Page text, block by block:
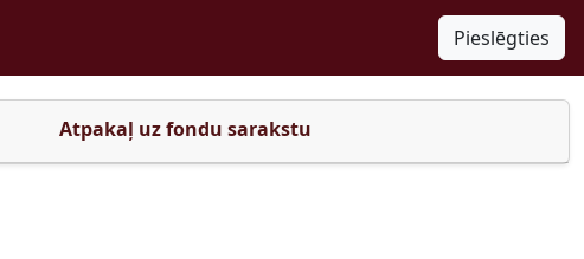
Pieslēgties
Atpakaļ uz fondu sarakstu